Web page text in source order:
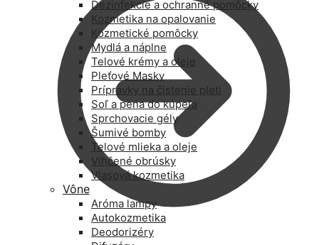
Dezinfekcie a ochranné pomôcky
Kozmetika na opalovanie
Kozmetické pomôcky
Mydlá a náplne
Telové krémy a oleje
Pleťové Masky
Prípravky na čistenie pleti
Soľ a pena do kúpeľa
Sprchovacie gély
Šumivé bomby
Telové mlieka a oleje
Vlhčené obrúsky
Vlasová kozmetika
Vône
Aróma lampy
Autokozmetika
Deodorizéry